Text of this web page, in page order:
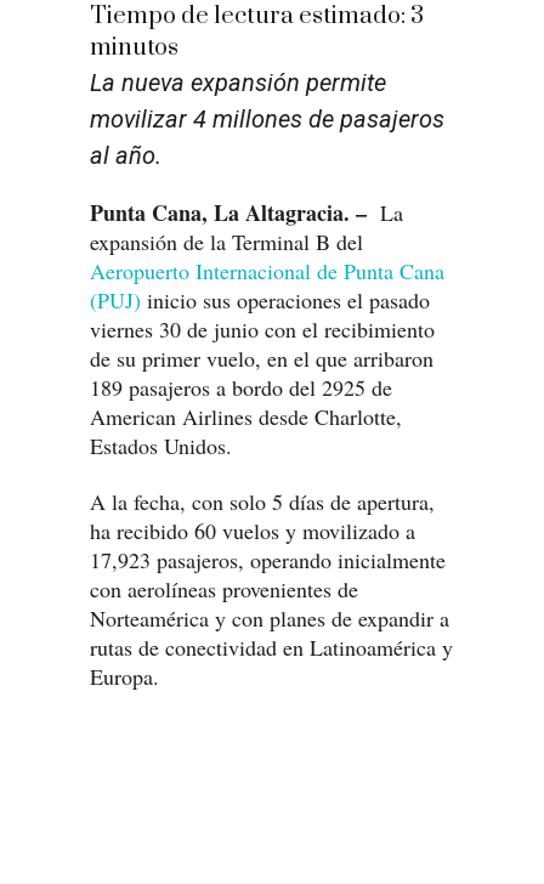
Tiempo de lectura estimado: 3
minutos
La nueva expansión permite
movilizar 4 millones de pasajeros
al año.
Punta Cana, La Altagracia. – La
expansión de la Terminal B del
Aeropuerto Internacional de Punta Cana
(PUJ) inicio sus operaciones el pasado
viernes 30 de junio con el recibimiento
de su primer vuelo, en el que arribaron
189 pasajeros a bordo del 2925 de
American Airlines desde Charlotte,
Estados Unidos.
A la fecha, con solo 5 días de apertura,
ha recibido 60 vuelos y movilizado a
17,923 pasajeros, operando inicialmente
con aerolíneas provenientes de
Norteamérica y con planes de expandir a
rutas de conectividad en Latinoamérica y
Europa.